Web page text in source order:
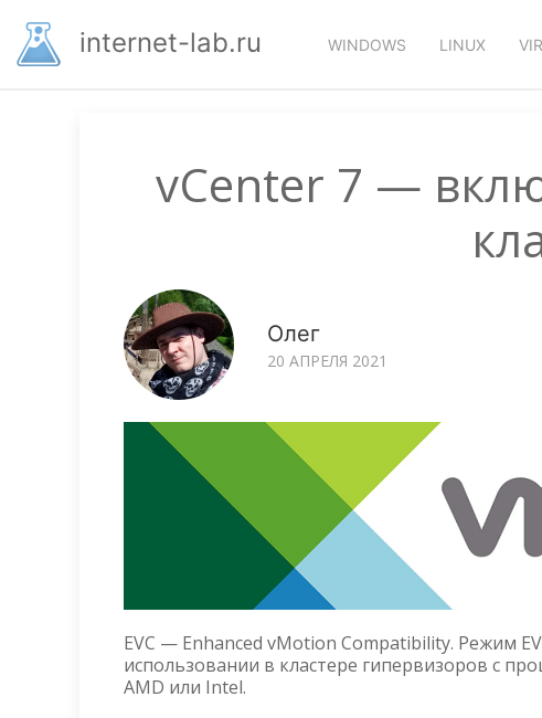
основномуinternet-lab.ru WINDOWS LINUX
vCenter 7 —
Олег
20 АПРЕЛЯ 2021
EVC — Enhanced vMotion Compatibility. Режим
использовании в кластере гипервизоров с
AMD или Intel.